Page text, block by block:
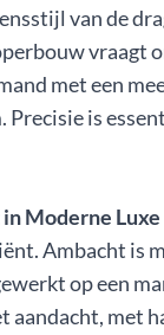
van de
vraagt
met een
Precisie is
Moderne Luxe
Ambacht is
op een
aandacht, met